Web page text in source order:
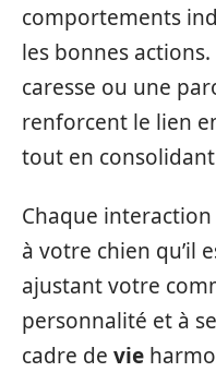
comportements
les bonnes
caresse ou une
renforcent le lien
tout en
Chaque
à votre chien qu’il
ajustant votre
personnalité et à
cadre de vie